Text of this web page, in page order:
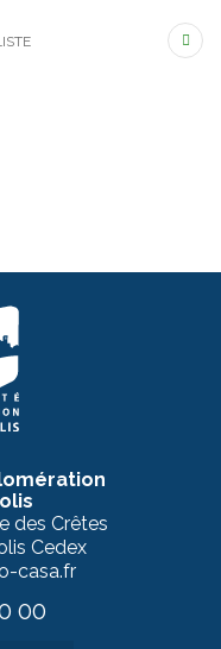
des Crêtes
Cedex
casa.fr
00